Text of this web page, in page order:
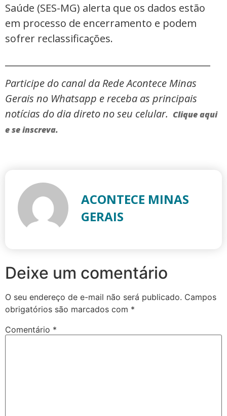
Saúde (SES-MG) alerta que os dados estão
em processo de encerramento e podem
sofrer reclassificações.
Participe do canal da Rede Acontece Minas
Gerais no Whatsapp e receba as principais
notícias do dia direto no seu celular. Clique aqui
e se inscreva.
ACONTECE MINAS
GERAIS
Deixe um comentário
O seu endereço de e-mail não será publicado. Campos
obrigatórios são marcados com *
Comentário *